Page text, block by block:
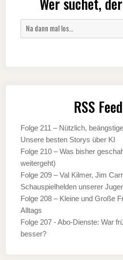
Suchen
RSS Feed
Folge 211 – Nützlich,
Unsere besten Storys über KI
Folge 210 – Was bisher
weitergeht)
Folge 209 – Val Kilmer, Jim
Schauspielhelden unserer
Folge 208 – Kleine und Große
Alltags
Folge 207 - Abo-Dienste: War
besser?